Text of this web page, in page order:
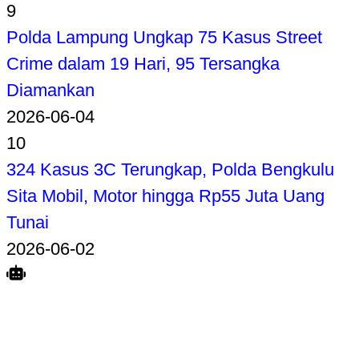
9
Polda Lampung Ungkap 75 Kasus Street
Crime dalam 19 Hari, 95 Tersangka
Diamankan
2026-06-04
10
324 Kasus 3C Terungkap, Polda Bengkulu
Sita Mobil, Motor hingga Rp55 Juta Uang
Tunai
2026-06-02